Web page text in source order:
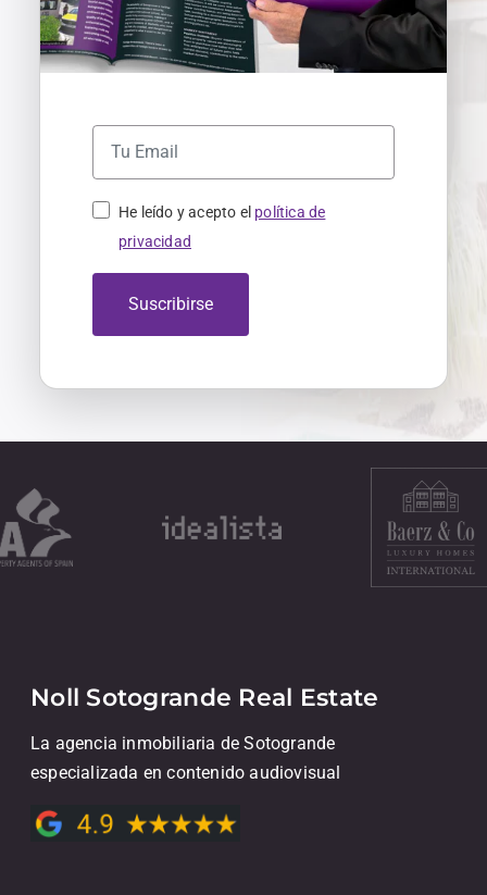
He leído y acepto el política de
privacidad
Suscribirse
Noll Sotogrande Real Estate
La agencia inmobiliaria de Sotogrande
especializada en contenido audiovisual